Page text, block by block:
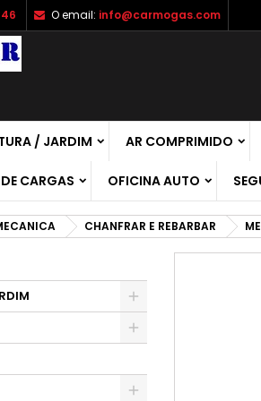
O email: info@carmogas.com
/ JARDIM AR COMPRIMIDO
CARGAS OFICINA AUTO
CHANFRAR E REBARBAR